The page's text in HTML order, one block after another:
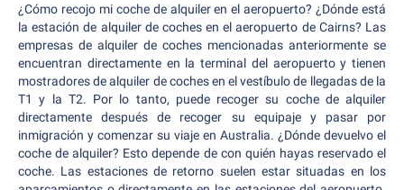
¿Cómo recojo mi coche de alquiler en el aeropuerto? ¿Dónde está
la estación de alquiler de coches en el aeropuerto de Cairns? Las
empresas de alquiler de coches mencionadas anteriormente se
encuentran directamente en la terminal del aeropuerto y tienen
mostradores de alquiler de coches en el vestíbulo de llegadas de la
T1 y la T2. Por lo tanto, puede recoger su coche de alquiler
directamente después de recoger su equipaje y pasar por
inmigración y comenzar su viaje en Australia. ¿Dónde devuelvo el
coche de alquiler? Esto depende de con quién hayas reservado el
coche. Las estaciones de retorno suelen estar situadas en los